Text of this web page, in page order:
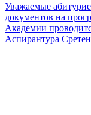
Уважаемые
документов на
Академии
Аспирантура